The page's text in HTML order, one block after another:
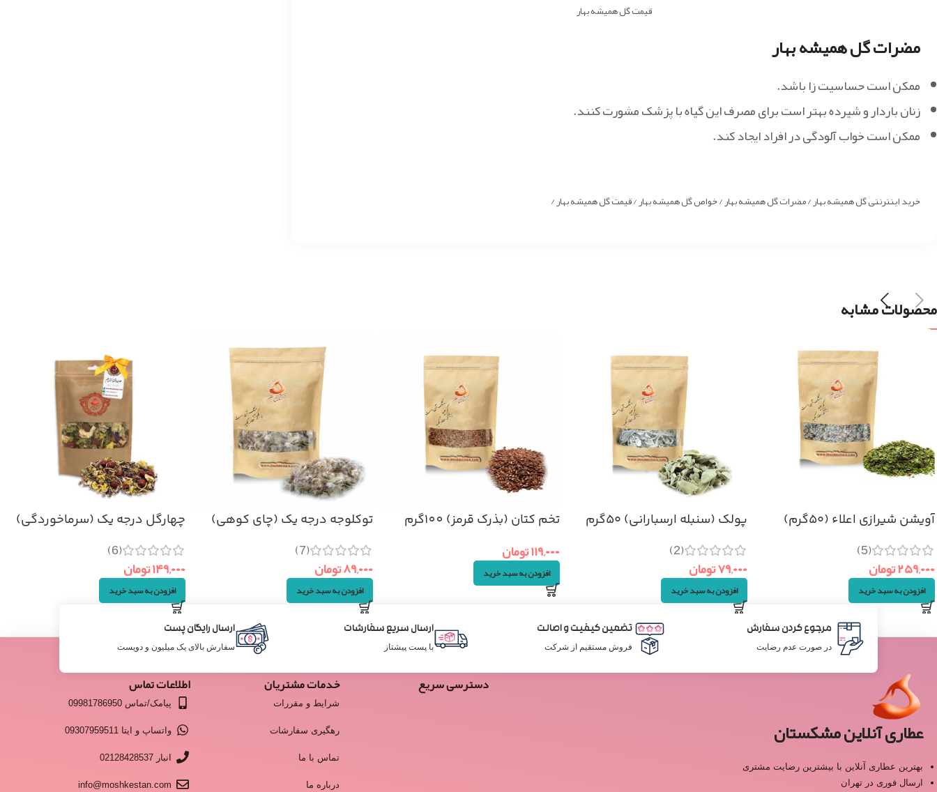
قیمت گل همیشه بهار
مضرات گل همیشه بهار
ممکن است حساسیت زا باشد.
زنان باردار و شیرده بهتر است برای مصرف این گیاه با پزشک مشورت کنند.
ممکن است خواب آلودگی در افراد ایجاد کند.
خرید اینترنتی گل همیشه بهار / مضرات گل همیشه بهار / خواص گل همیشه بهار / قیمت گل همیشه بهار /
محصولات مشابه
آویشن شیرازی اعلاء (۵۰گرم)
(5)
۲۵۹,۰۰۰تومان
افزودن به سبد خرید
پولک (سنبله ارسبارانی) ۵۰گرم
(2)
۷۹,۰۰۰تومان
افزودن به سبد خرید
تخم کتان (بذرک قرمز) 100گرم
۱۱۹,۰۰۰تومان
افزودن به سبد خرید
توکلوجه درجه یک (چای کوهی)
(7)
۸۹,۰۰۰تومان
افزودن به سبد خرید
چهارگل درجه یک (سرماخوردگی)
(6)
۱۴۹,۰۰۰تومان
افزودن به سبد خرید
مرجوع کردن سفارش
در صورت عدم رضایت
تضمین کیفیت و اصالت
فروش مستقیم از شرکت
ارسال سریع سفارشات
با پست پیشتاز
ارسال رایگان پست
سفارش بالای یک میلیون و دویست
عطاری آنلاین مشکستان
بهترین عطاری آنلاین با بیشترین رضایت مشتری
ارسال فوری در تهران
دسترسی سریع خدمات مشتریان
شرایط و مقررات
رهگیری سفارشات
تماس با ما
درباره ما
اطلاعات تماس
پیامک/تماس 09981786950
واتساپ و ایتا 09307959511
انبار 02128428537
info@moshkestan.com